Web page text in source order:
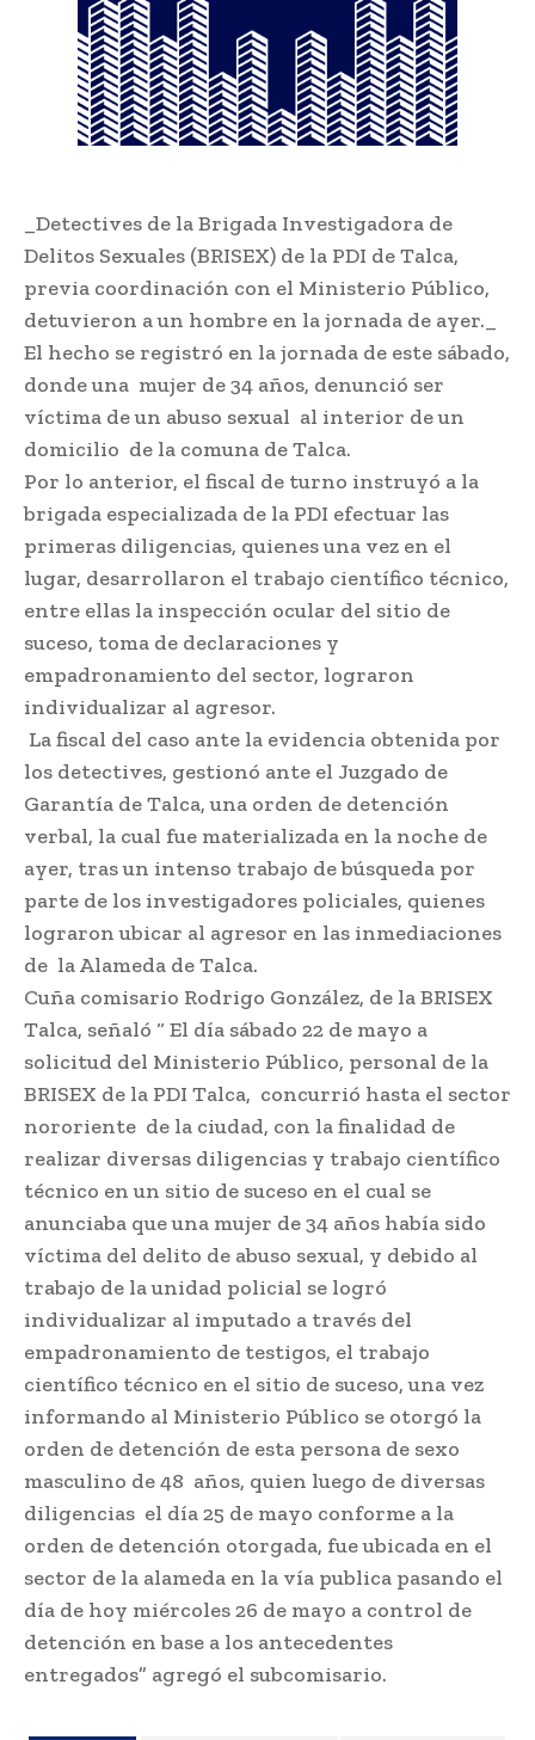
_Detectives de la Brigada Investigadora de
Delitos Sexuales (BRISEX) de la PDI de Talca,
previa coordinación con el Ministerio Público,
detuvieron a un hombre en la jornada de ayer._
El hecho se registró en la jornada de este sábado,
donde una mujer de 34 años, denunció ser
víctima de un abuso sexual al interior de un
domicilio de la comuna de Talca.
Por lo anterior, el fiscal de turno instruyó a la
brigada especializada de la PDI efectuar las
primeras diligencias, quienes una vez en el
lugar, desarrollaron el trabajo científico técnico,
entre ellas la inspección ocular del sitio de
suceso, toma de declaraciones y
empadronamiento del sector, lograron
individualizar al agresor.
La fiscal del caso ante la evidencia obtenida por
los detectives, gestionó ante el Juzgado de
Garantía de Talca, una orden de detención
verbal, la cual fue materializada en la noche de
ayer, tras un intenso trabajo de búsqueda por
parte de los investigadores policiales, quienes
lograron ubicar al agresor en las inmediaciones
de la Alameda de Talca.
Cuña comisario Rodrigo González, de la BRISEX
Talca, señaló “ El día sábado 22 de mayo a
solicitud del Ministerio Público, personal de la
BRISEX de la PDI Talca, concurrió hasta el sector
nororiente de la ciudad, con la finalidad de
realizar diversas diligencias y trabajo científico
técnico en un sitio de suceso en el cual se
anunciaba que una mujer de 34 años había sido
víctima del delito de abuso sexual, y debido al
trabajo de la unidad policial se logró
individualizar al imputado a través del
empadronamiento de testigos, el trabajo
científico técnico en el sitio de suceso, una vez
informando al Ministerio Público se otorgó la
orden de detención de esta persona de sexo
masculino de 48 años, quien luego de diversas
diligencias el día 25 de mayo conforme a la
orden de detención otorgada, fue ubicada en el
sector de la alameda en la vía publica pasando el
día de hoy miércoles 26 de mayo a control de
detención en base a los antecedentes
entregados” agregó el subcomisario.